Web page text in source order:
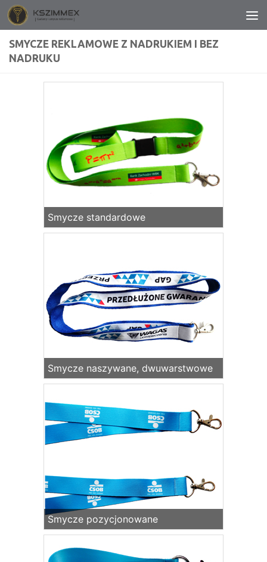
Przeskocz do treści
SMYCZE REKLAMOWE Z NADRUKIEM I BEZ
NADRUKU
Smycze standardowe
Smycze naszywane, dwuwarstwowe
Smycze pozycjonowane